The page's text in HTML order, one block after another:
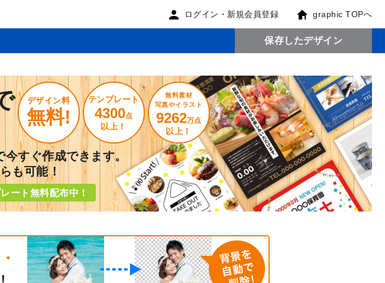
ログイン・新規会員登録 graphic TOPへ
保存したデザイン
デザイン料
無料!
テンプレート
4300点
以上！
無料素材
写真やイラスト
9262万点
以上！
すぐ作成できます。
も可能！
ート無料配布中！